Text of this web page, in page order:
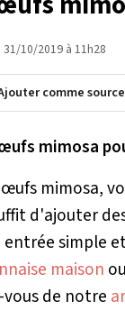
10/2019 à 11h28
comme
mimosa
mimosa,
d'ajouter
simple
maison ou
de notre